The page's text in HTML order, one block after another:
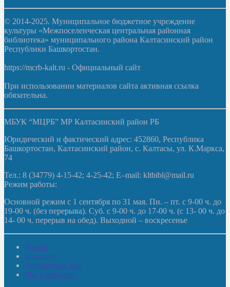
© 2014-2025. Муниципальное бюджетное учреждение
культуры «Межпоселенческая центральная районная
библиотека» муниципального района Калтасинский район
Республики Башкортостан.
https://mcrb-kalt.ru - Официальный сайт
При использовании материалов сайта активная ссылка
обязательна.
МБУК “МЦРБ” МР Калтасинский район РБ
Юридический и фактический адрес: 452860, Республика
Башкортостан, Калтасинский район, с. Калтасы, ул. К.Маркса,
74
Тел.: 8 (34779) 4-15-42; 4-25-42; E–mail: kltbibl@mail.ru
Режим работы:
Основной режим с 1 сентября по 31 мая. Пн. – пт. с 9-00 ч. до
19-00 ч. (без перерыва). Суб. с 9-00 ч. до 17-00 ч. (с 13- 00 ч. до
14- 00 ч. перерыв на обед). Выходной – воскресенье
Домой
Новости
Документы. Все
Мы в соцсетях